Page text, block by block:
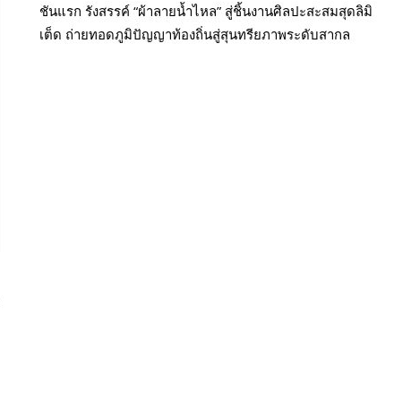
ชันแรก รังสรรค์ “ผ้าลายน้ำไหล” สู่ชิ้นงานศิลปะสะสมสุดลิมิ
เต็ด ถ่ายทอดภูมิปัญญาท้องถิ่นสู่สุนทรียภาพระดับสากล